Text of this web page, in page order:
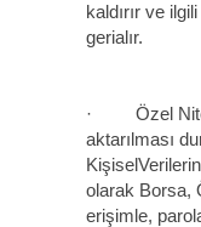
kaldırır ve
gerialır.
· Özel
aktarılması
olarak Borsa,
erişimle,